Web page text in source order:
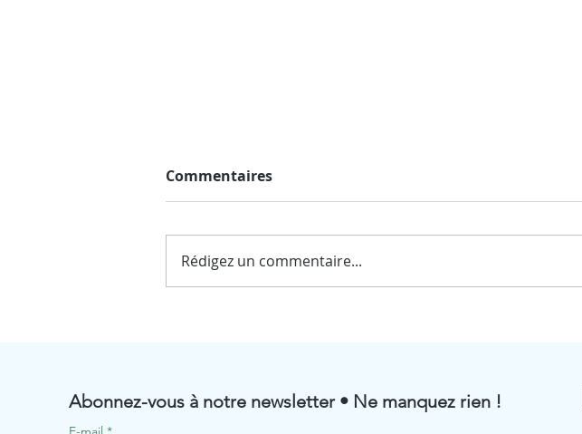
Commentaires
Rédigez un commentaire...
Abonnez-vous à notre newsletter • Ne manquez rien !